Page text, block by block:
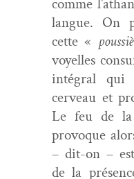
langue. On
cette «
voyelles
inté­gral qui
cerveau et
Le feu de la
provoque
– dit-on –
de la